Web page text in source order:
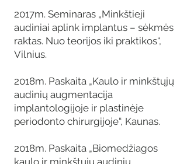
2017m. Seminaras „Minkštieji
audiniai aplink implantus – sėkmės
raktas. Nuo teorijos iki praktikos“,
Vilnius.
2018m. Paskaita „Kaulo ir minkštųjų
audinių augmentacija
implantologijoje ir plastinėje
periodonto chirurgijoje“, Kaunas.
2018m. Paskaita „Biomedžiagos
kaulo ir minkštųjų audinių